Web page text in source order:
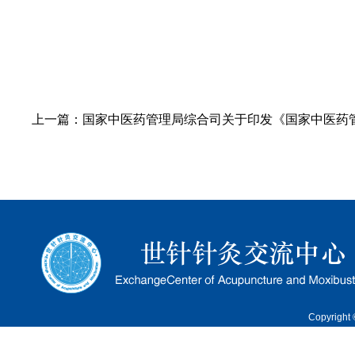
上一篇： 国家中医药管理局综合司关于印发《国家中医药管理局主责国家重点研发计
Copyright